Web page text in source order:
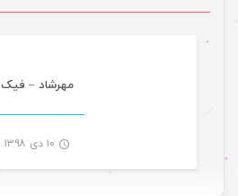
مهرشاد – فیک
۱۰ دی ۱۳۹۸